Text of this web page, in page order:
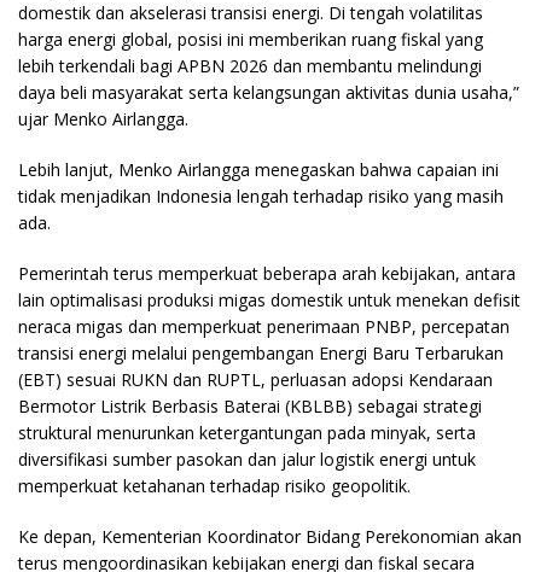
domestik dan akselerasi transisi energi. Di tengah volatilitas
harga energi global, posisi ini memberikan ruang fiskal yang
lebih terkendali bagi APBN 2026 dan membantu melindungi
daya beli masyarakat serta kelangsungan aktivitas dunia usaha,”
ujar Menko Airlangga.
Lebih lanjut, Menko Airlangga menegaskan bahwa capaian ini
tidak menjadikan Indonesia lengah terhadap risiko yang masih
ada.
Pemerintah terus memperkuat beberapa arah kebijakan, antara
lain optimalisasi produksi migas domestik untuk menekan defisit
neraca migas dan memperkuat penerimaan PNBP, percepatan
transisi energi melalui pengembangan Energi Baru Terbarukan
(EBT) sesuai RUKN dan RUPTL, perluasan adopsi Kendaraan
Bermotor Listrik Berbasis Baterai (KBLBB) sebagai strategi
struktural menurunkan ketergantungan pada minyak, serta
diversifikasi sumber pasokan dan jalur logistik energi untuk
memperkuat ketahanan terhadap risiko geopolitik.
Ke depan, Kementerian Koordinator Bidang Perekonomian akan
terus mengoordinasikan kebijakan energi dan fiskal secara